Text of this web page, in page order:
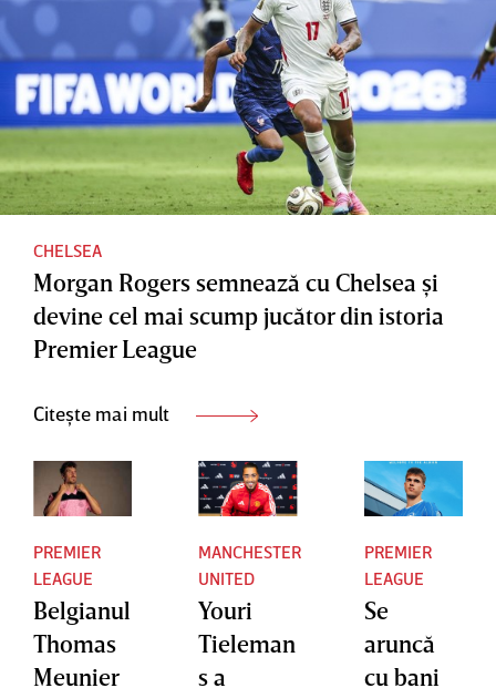
pentru
starul
englez
sezonul
CHELSEA
Morgan Rogers semnează cu Chelsea şi
devine cel mai scump jucător din istoria
Premier League
Citește mai mult
PREMIER
LEAGUE
Belgianul
Thomas
Meunier
MANCHESTER
UNITED
Youri
Tieleman
s a
PREMIER
LEAGUE
Se
aruncă
cu bani